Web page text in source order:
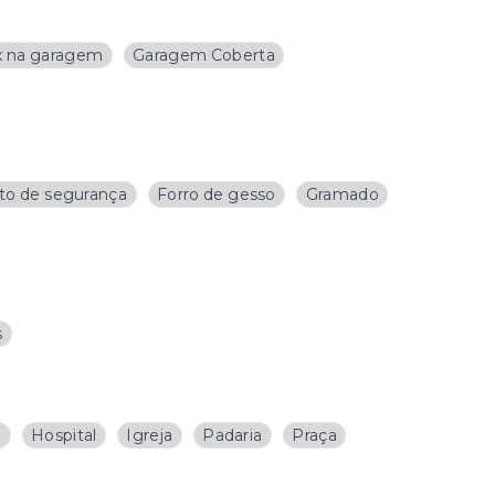
na garagem Garagem Coberta
de segurança Forro de gesso Gramado
Hospital Igreja Padaria Praça